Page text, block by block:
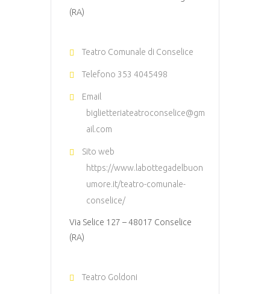
(RA)
Teatro Comunale di Conselice
Telefono 353 4045498
Email
biglietteriateatroconselice@gm
ail.com
Sito web
https://www.labottegadelbuon
umore.it/teatro-comunale-
conselice/
Via Selice 127 – 48017 Conselice
(RA)
Teatro Goldoni